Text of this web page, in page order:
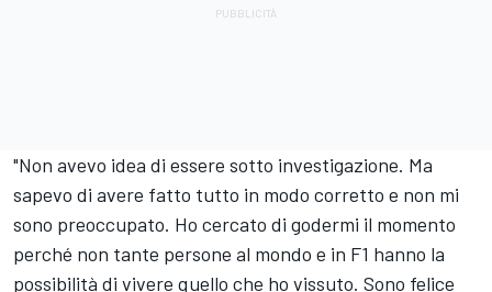
"Non avevo idea di essere sotto investigazione. Ma
sapevo di avere fatto tutto in modo corretto e non mi
sono preoccupato. Ho cercato di godermi il momento
perché non tante persone al mondo e in F1 hanno la
possibilità di vivere quello che ho vissuto. Sono felice